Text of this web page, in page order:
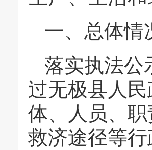
一、总体情
落实执法公
过无极县人
体、人员、
救济途径等